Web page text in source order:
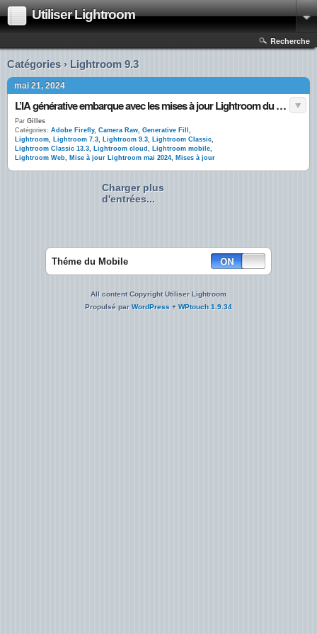
Utiliser Lightroom
Recherche
Catégories › Lightroom 9.3
mai 21, 2024
L’IA générative embarque avec les mises à jour Lightroom du printemps 2024 !
Par Gilles
Catégories: Adobe Firefly, Camera Raw, Generative Fill ,
Lightroom, Lightroom 7.3, Lightroom 9.3, Lightroom Classic,
Lightroom Classic 13.3, Lightroom cloud , Lightroom mobile,
Lightroom Web, Mise à jour Lightroom mai 2024, Mises à jour
Charger plus
d'entrées...
Théme du Mobile
All content Copyright Utiliser Lightroom
Propulsé parWordPress + WPtouch 1.9.34